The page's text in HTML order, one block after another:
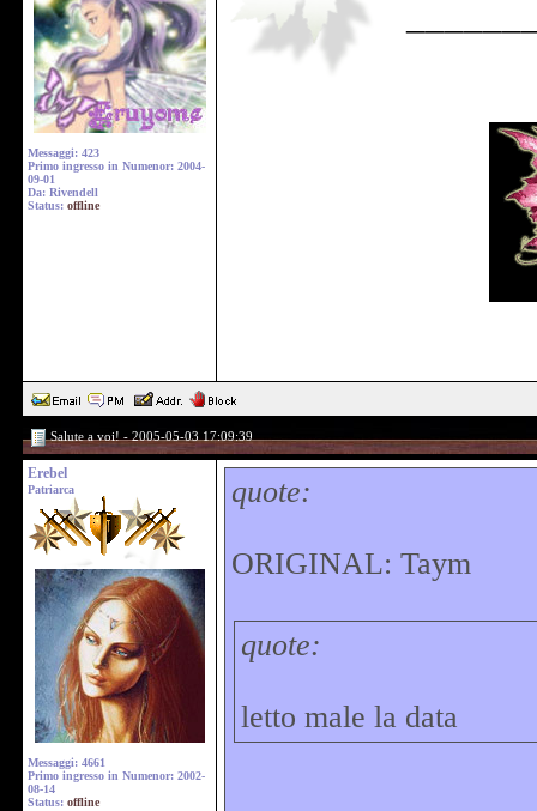
Messaggi: 423
Primo ingresso in Numenor: 2004-
09-01
Da: Rivendell
Status: offline
Salute a voi! - 2005-05-03 17:09:39
Erebel
Patriarca
Messaggi: 4661
Primo ingresso in Numenor: 2002-
08-14
Status: offline
quote:
ORIGINAL: Taym
quote:
letto male la data